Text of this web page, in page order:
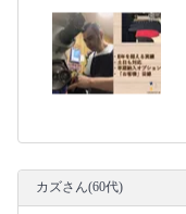
カズさん(60代)